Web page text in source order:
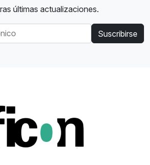
últimas actualizaciones.
Suscribirse